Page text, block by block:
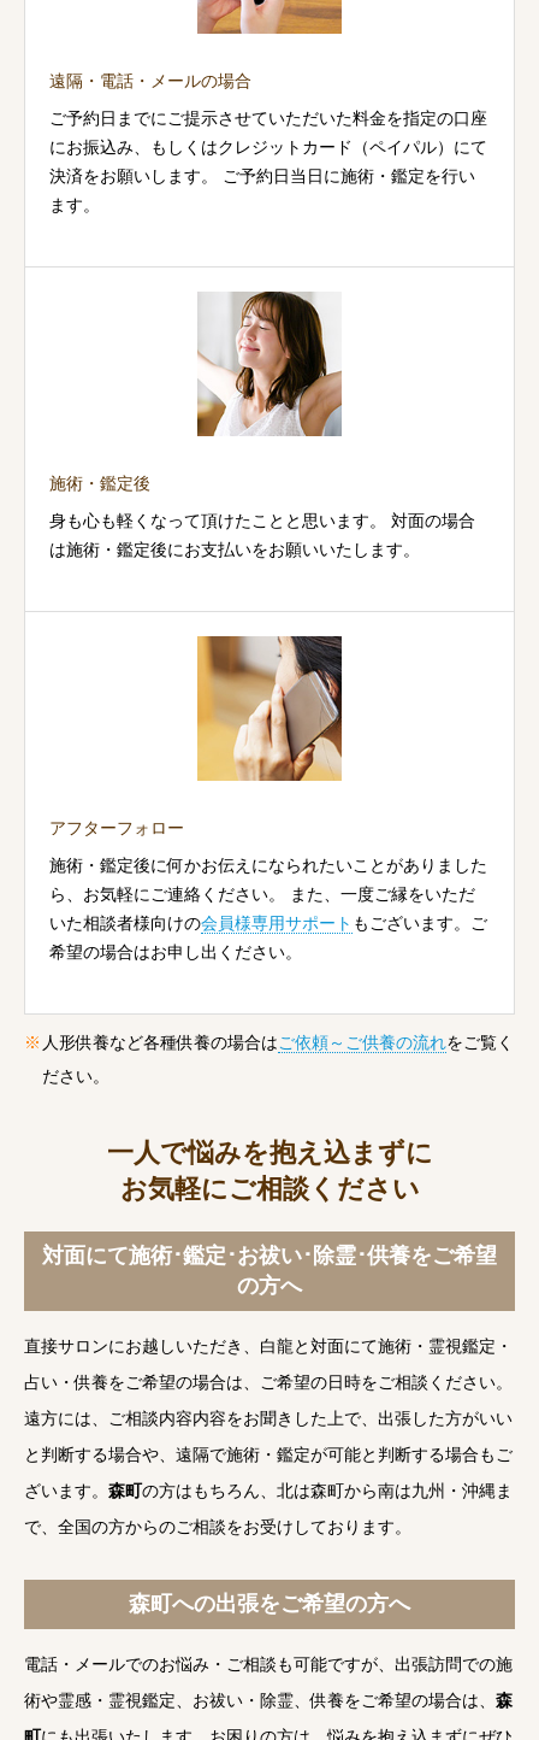
遠隔・電話・メールの場合
ご予約日までにご提示させていただいた料金を指定の口座
にお振込み、もしくはクレジットカード（ペイパル）にて
決済をお願いします。 ご予約日当日に施術・鑑定を行い
ます。
施術・鑑定後
身も心も軽くなって頂けたことと思います。 対面の場合
は施術・鑑定後にお支払いをお願いいたします。
アフターフォロー
施術・鑑定後に何かお伝えになられたいことがありました
ら、お気軽にご連絡ください。 また、一度ご縁をいただ
いた相談者様向けの会員様専用サポート もございます。ご
希望の場合はお申し出ください。
人形供養など各種供養の場合は ご依頼～ご供養の流れをご覧く
ださい。
一人で悩みを抱え込まずに
お気軽にご相談ください
対面にて施術･鑑定･お祓い･除霊･供養をご希望
の方へ
直接サロンにお越しいただき、白龍と対面にて施術・霊視鑑定・
占い・供養をご希望の場合は、ご希望の日時をご相談ください。
遠方には、ご相談内容内容をお聞きした上で、出張した方がいい
と判断する場合や、遠隔で施術・鑑定が可能と判断する場合もご
ざいます。 森町の方はもちろん、北は森町から南は九州・沖縄ま
で、全国の方からのご相談をお受けしております。
森町への出張をご希望の方へ
電話・メールでのお悩み・ご相談も可能ですが、出張訪問での施
術や霊感・霊視鑑定、お祓い・除霊、供養をご希望の場合は、 森